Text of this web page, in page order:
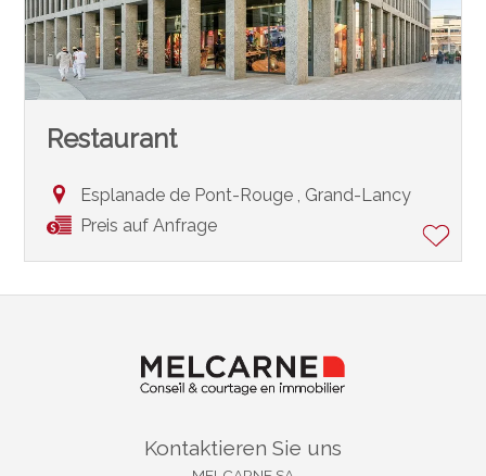
Restaurant
Esplanade de Pont-Rouge , Grand-Lancy
Preis auf Anfrage
Kontaktieren Sie uns